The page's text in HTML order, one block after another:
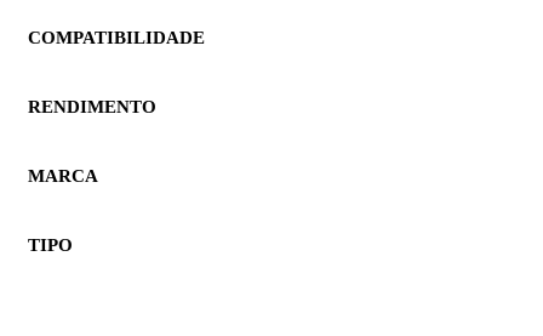
COMPATIBILIDADE
RENDIMENTO
MARCA
TIPO